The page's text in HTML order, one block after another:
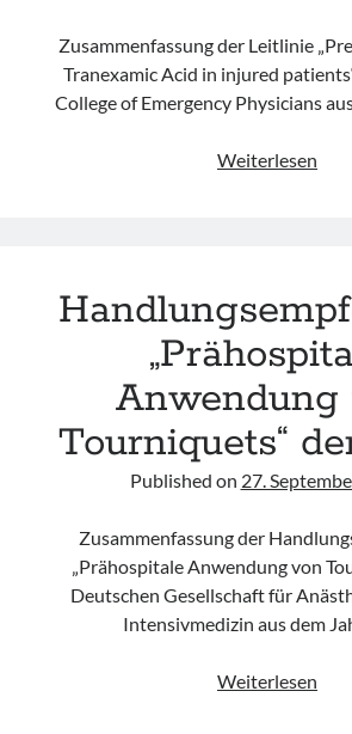
Zusammenfassung der Leitlinie
Tranexamic Acid in injured
College of Emergency Physicians
Weiterlesen
Acid
in
des
Anwendung
Tourniquets“
Published on 27.
Zusammenfassung der
„Prähospitale Anwendung von
Deutschen Gesellschaft für
Intensivmedizin aus dem
Weiterlesen